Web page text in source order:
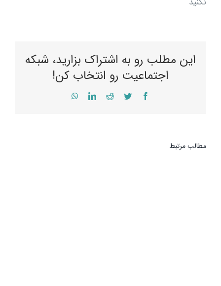
این مطلب رو به اشتراک بزارید، شبکه
اجتماعیت رو انتخاب کن!
Facebook
Twitter
Reddit
LinkedIn
WhatsApp
مطالب مرتبط